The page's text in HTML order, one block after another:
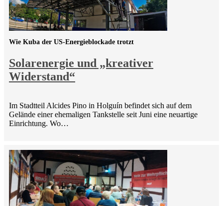
Solarenergie und „kreativer
Widerstand“
Wie Kuba der US-Energieblockade trotzt
Im Stadtteil Alcides Pino in Holguín befindet sich auf dem
Gelände einer ehemaligen Tankstelle seit Juni eine neuartige
Einrichtung. Wo…